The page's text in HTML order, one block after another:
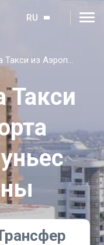
RU
Трансфер на Такси из Аэропорта Рафаэль Нуньес Картахены
Такси